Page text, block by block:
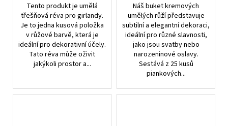
Tento produkt je umělá
třešňová réva pro girlandy.
Je to jedna kusová položka
v růžové barvě, která je
ideální pro dekorativní účely.
Tato réva může oživit
jakýkoli prostor a...
Náš buket kremových
umělých růží představuje
subtilní a elegantní dekoraci,
ideální pro různé slavnosti,
jako jsou svatby nebo
narozeninové oslavy.
Sestává z 25 kusů
piankových...